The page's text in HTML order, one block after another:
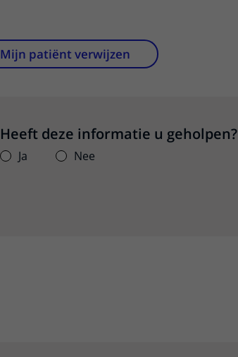
Mijn patiënt verwijzen
Heeft deze informatie u geholpen?
Ja Nee